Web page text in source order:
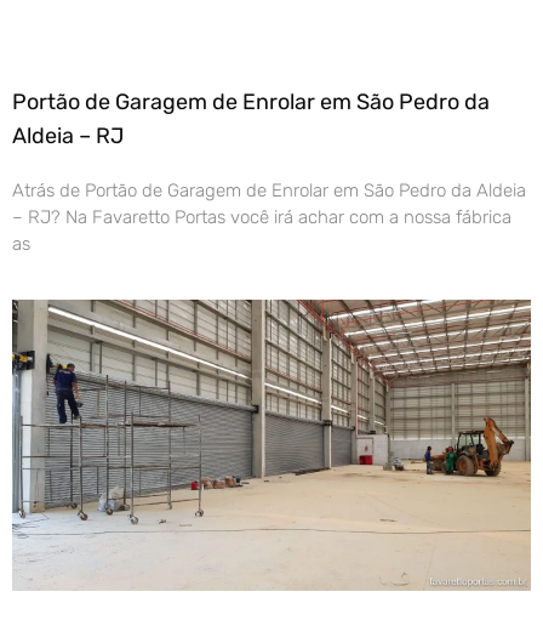
Portão de Garagem de Enrolar em São Pedro da
Aldeia – RJ
Atrás de Portão de Garagem de Enrolar em São Pedro da Aldeia
– RJ? Na Favaretto Portas você irá achar com a nossa fábrica
as